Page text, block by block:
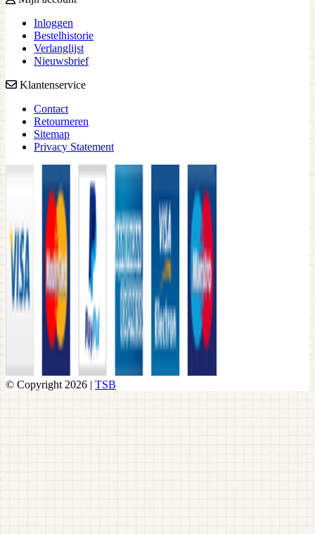
Inloggen
Bestelhistorie
Verlanglijst
Nieuwsbrief
Klantenservice
Contact
Retourneren
Sitemap
Privacy Statement
© Copyright 2026 | TSB